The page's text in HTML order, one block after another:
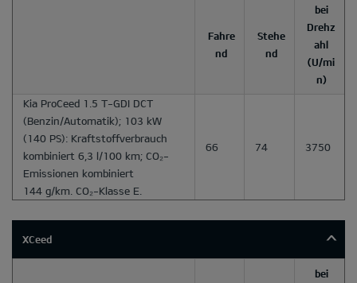
Fahre
nd
Stehe
nd
bei
Drehz
ahl
(U/mi
n)
Kia ProCeed 1.5 T-GDI DCT
(Benzin/Automatik); 103 kW
(140 PS): Kraftstoffverbrauch
kombiniert 6,3 l/100 km; CO₂-
Emissionen kombiniert
144 g/km. CO₂-Klasse E.
66 74 3750
XCeed
bei